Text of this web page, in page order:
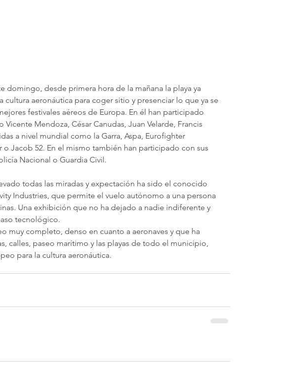
domingo, desde primera hora de la mañana la playa ya
cultura aeronáutica para coger sitio y presenciar lo que ya se
festivales aéreos de Europa. En él han participado
Mendoza, César Canudas, Juan Velarde, Francis
a nivel mundial como la Garra, Aspa, Eurofighter
o Jacob 52. En el mismo también han participado con sus
Nacional o Guardia Civil.
todas las miradas y expectación ha sido el conocido
Industries, que permite el vuelo autónomo a una persona
Una exhibición que no ha dejado a nadie indiferente y
tecnológico.
muy completo, denso en cuanto a aeronaves y que ha
calles, paseo marítimo y las playas de todo el municipio,
para la cultura aeronáutica.